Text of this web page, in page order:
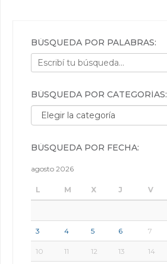
BÚSQUEDA POR PALABRAS:
BÚSQUEDA POR CATEGORÍAS:
Búsqueda por categorías:
BÚSQUEDA POR FECHA:
agosto 2026
L M X J V
3 4 5 6 7
10 11 12 13 14